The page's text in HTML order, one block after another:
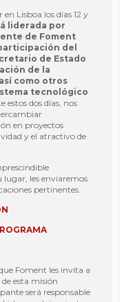
Lisboa los días 12 y
liderada por
de Foment
del
de Estado
de la
como otros
tecnológico
estos dos días, nos
en proyectos
y el atractivo de
lugar, les enviaremos
pertinentes.
Foment les invita a
esta misión
será responsable